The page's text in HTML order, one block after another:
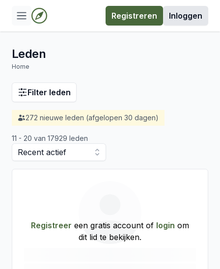
Registreren Inloggen
Leden
Home
Filter leden
272 nieuwe leden (afgelopen 30 dagen)
11 - 20 van 17929 leden
Recent actief
Registreer een gratis account of login om
dit lid te bekijken.